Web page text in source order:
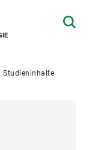
Studieninhalte